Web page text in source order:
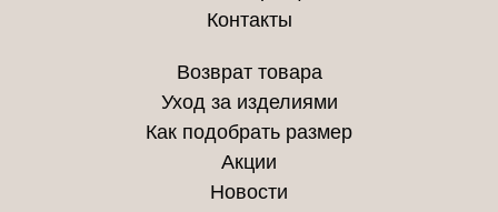
Контакты
Возврат товара
Уход за изделиями
Как подобрать размер
Акции
Новости